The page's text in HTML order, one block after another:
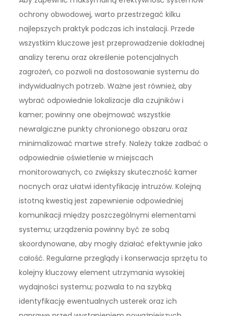
ochrony obwodowej, warto przestrzegać kilku
najlepszych praktyk podczas ich instalacji. Przede
wszystkim kluczowe jest przeprowadzenie dokładnej
analizy terenu oraz określenie potencjalnych
zagrożeń, co pozwoli na dostosowanie systemu do
indywidualnych potrzeb. Ważne jest również, aby
wybrać odpowiednie lokalizacje dla czujników i
kamer; powinny one obejmować wszystkie
newralgiczne punkty chronionego obszaru oraz
minimalizować martwe strefy. Należy także zadbać o
odpowiednie oświetlenie w miejscach
monitorowanych, co zwiększy skuteczność kamer
nocnych oraz ułatwi identyfikację intruzów. Kolejną
istotną kwestią jest zapewnienie odpowiedniej
komunikacji między poszczególnymi elementami
systemu; urządzenia powinny być ze sobą
skoordynowane, aby mogły działać efektywnie jako
całość. Regularne przeglądy i konserwacja sprzętu to
kolejny kluczowy element utrzymania wysokiej
wydajności systemu; pozwala to na szybką
identyfikację ewentualnych usterek oraz ich